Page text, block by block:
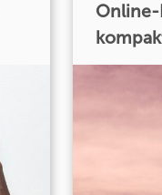
Online-